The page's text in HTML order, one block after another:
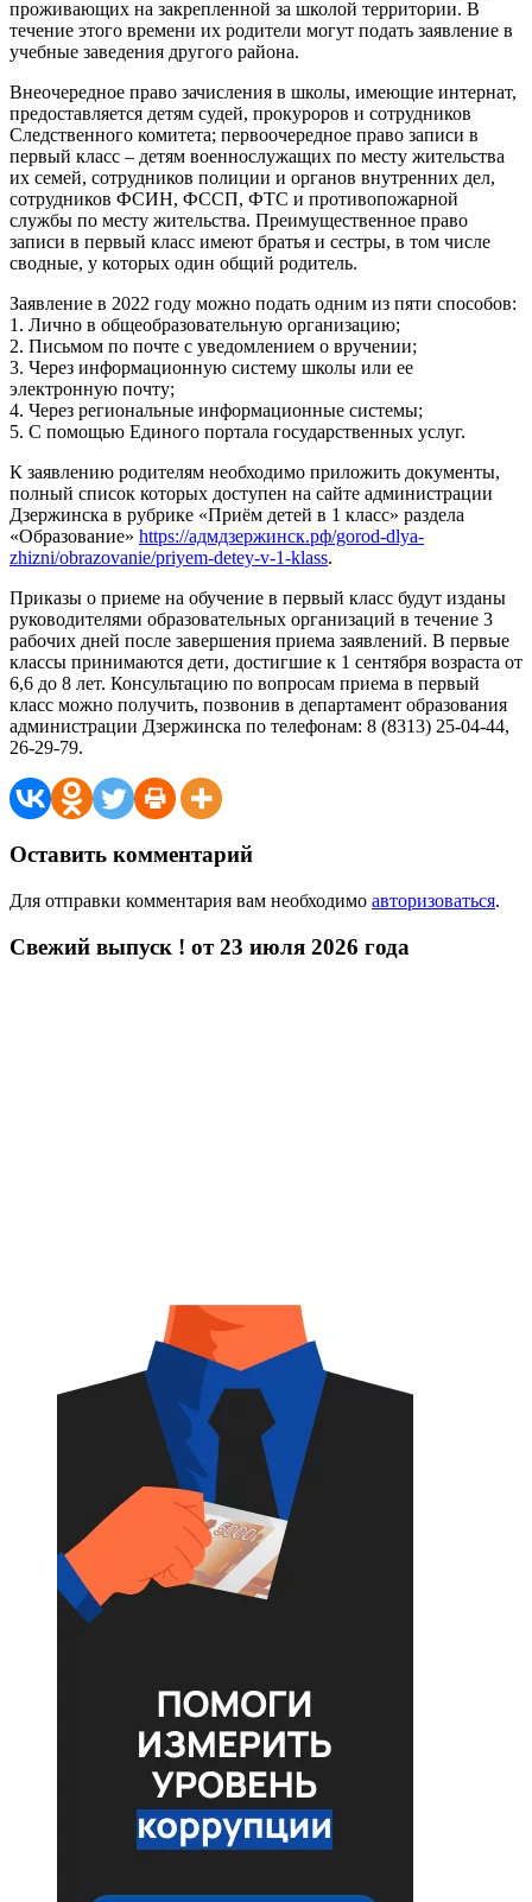
проживающих на закрепленной за школой территории. В
течение этого времени их родители могут подать заявление в
учебные заведения другого района.
Внеочередное право зачисления в школы, имеющие интернат,
предоставляется детям судей, прокуроров и сотрудников
Следственного комитета; первоочередное право записи в
первый класс – детям военнослужащих по месту жительства
их семей, сотрудников полиции и органов внутренних дел,
сотрудников ФСИН, ФССП, ФТС и противопожарной
службы по месту жительства. Преимущественное право
записи в первый класс имеют братья и сестры, в том числе
сводные, у которых один общий родитель.
Заявление в 2022 году можно подать одним из пяти способов:
1. Лично в общеобразовательную организацию;
2. Письмом по почте с уведомлением о вручении;
3. Через информационную систему школы или ее
электронную почту;
4. Через региональные информационные системы;
5. С помощью Единого портала государственных услуг.
К заявлению родителям необходимо приложить документы,
полный список которых доступен на сайте администрации
Дзержинска в рубрике «Приём детей в 1 класс» раздела
«Образование» https://адмдзержинск.рф/gorod-dlya-
zhizni/obrazovanie/priyem-detey-v-1-klass.
Приказы о приеме на обучение в первый класс будут изданы
руководителями образовательных организаций в течение 3
рабочих дней после завершения приема заявлений. В первые
классы принимаются дети, достигшие к 1 сентября возраста от
6,6 до 8 лет. Консультацию по вопросам приема в первый
класс можно получить, позвонив в департамент образования
администрации Дзержинска по телефонам: 8 (8313) 25-04-44,
26-29-79.
Оставить комментарий
Для отправки комментария вам необходимо авторизоваться.
Свежий выпуск ! от 23 июля 2026 года